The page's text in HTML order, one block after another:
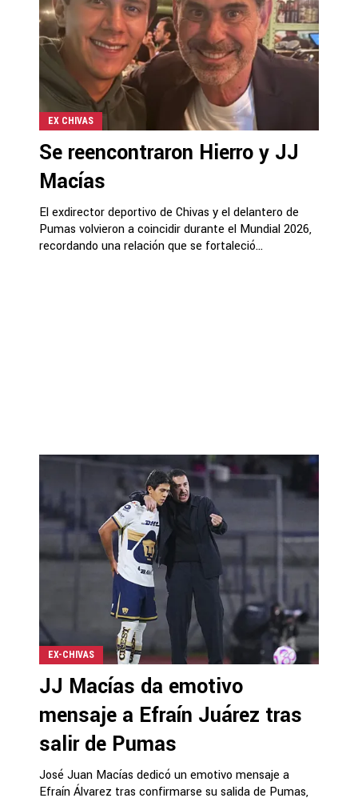
EX CHIVAS
Se reencontraron Hierro y JJ
Macías
El exdirector deportivo de Chivas y el delantero de
Pumas volvieron a coincidir durante el Mundial 2026,
recordando una relación que se fortaleció...
EX-CHIVAS
JJ Macías da emotivo
mensaje a Efraín Juárez tras
salir de Pumas
José Juan Macías dedicó un emotivo mensaje a
Efraín Álvarez tras confirmarse su salida de Pumas,